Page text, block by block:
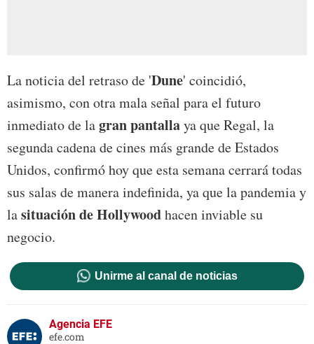
La noticia del retraso de 'Dune' coincidió,
asimismo, con otra mala señal para el futuro
inmediato de lagran pantallaya que Regal, la
segunda cadena de cines más grande de Estados
Unidos, confirmó hoy que esta semana cerrará todas
sus salas de manera indefinida, ya que la pandemia y
lasituación de Hollywoodhacen inviable su
negocio.
Unirme al canal de noticias
Agencia EFE
efe.com